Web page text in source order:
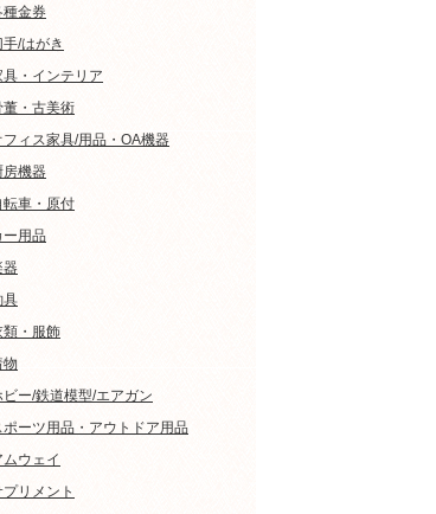
種金券
手/はがき
具・インテリア
董・古美術
フィス家具/用品・OA機器
房機器
転車・原付
ー用品
器
具
類・服飾
物
ビー/鉄道模型/エアガン
ポーツ用品・アウトドア用品
ムウェイ
プリメント